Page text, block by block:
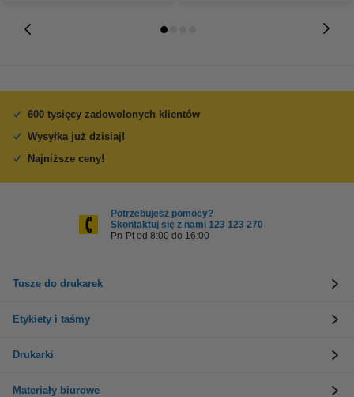
600 tysięcy zadowolonych klientów
Wysyłka już dzisiaj!
Najniższe ceny!
Potrzebujesz pomocy?
Skontaktuj się z nami 123 123 270
Pn-Pt od 8:00 do 16:00
Tusze do drukarek
Etykiety i taśmy
Drukarki
Materiały biurowe